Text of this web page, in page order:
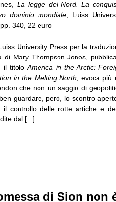
La legge del Nord. La
dominio mondiale, Luiss
340, 22 euro
University Press per la
di Mary Thompson-Jones,
il titoloAmerica in the Arctic:
in the Melting North , evoca più
che non un saggio di
guardare, però, lo scontro
il controllo delle rotte artiche e
dal [...]
di Sion non